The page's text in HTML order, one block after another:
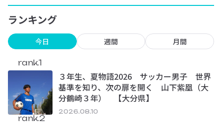
ランキング
今日 週間 月間
rank.1
３年生、夏物語2026 サッカー男子 世界
基準を知り、次の扉を開く 山下紫凰（大
分鶴崎３年） 【大分県】
2026.08.10
rank.2